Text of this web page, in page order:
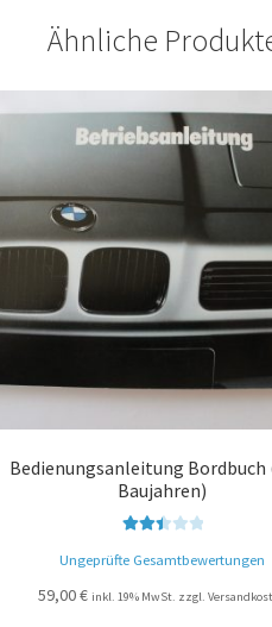
Ähnliche
Bedienungsanleitung Bordbuch
Baujahren)
et mit
2.52
Ungeprüfte Gesamtbewertungen
59,00€ inkl. 19% MwSt. zzgl.